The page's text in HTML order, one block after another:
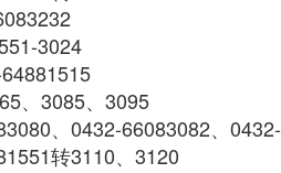
3024
、3085、3095
、0432-66083082、
转3110、3120